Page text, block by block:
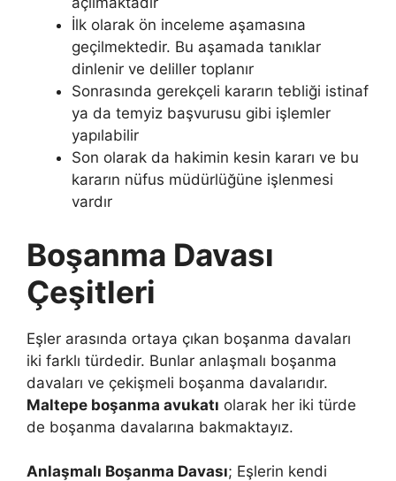
İlk olarak ön inceleme aşamasına
geçilmektedir. Bu aşamada tanıklar
dinlenir ve deliller toplanır
Sonrasında gerekçeli kararın tebliği istinaf
ya da temyiz başvurusu gibi işlemler
yapılabilir
Son olarak da hakimin kesin kararı ve bu
kararın nüfus müdürlüğüne işlenmesi
vardır
Boşanma Davası
Çeşitleri
Eşler arasında ortaya çıkan boşanma davaları
iki farklı türdedir. Bunlar anlaşmalı boşanma
davaları ve çekişmeli boşanma davalarıdır.
Maltepe boşanma avukatı olarak her iki türde
de boşanma davalarına bakmaktayız.
Anlaşmalı Boşanma Davası; Eşlerin kendi